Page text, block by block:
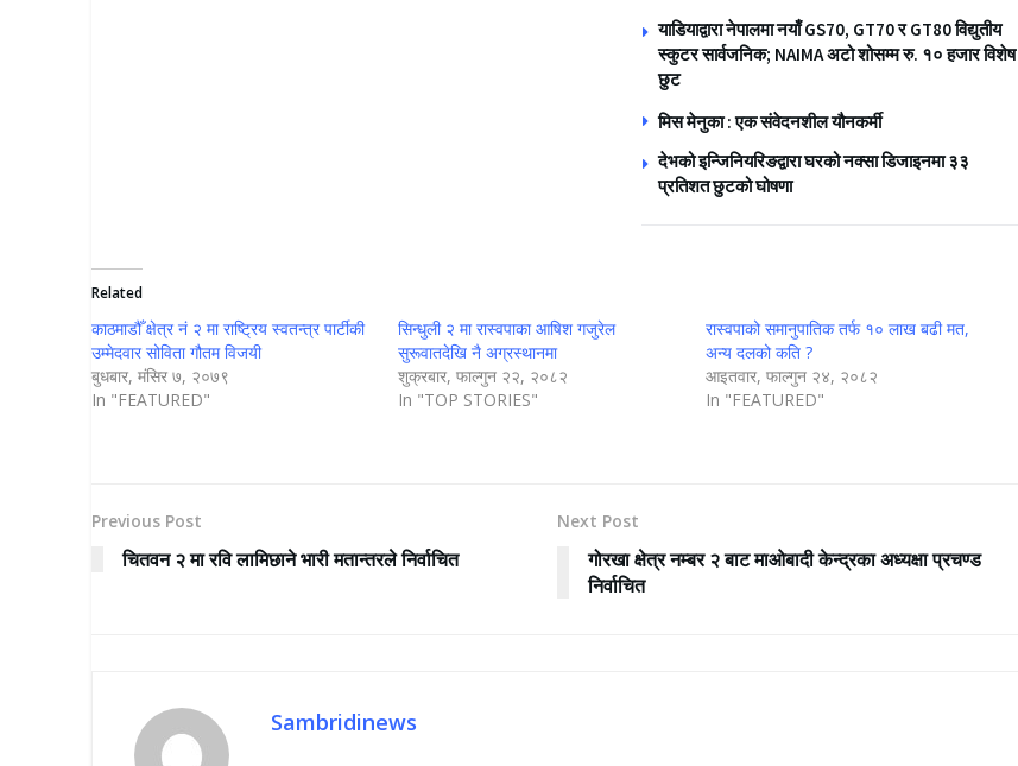
याडियाद्वारा नेपालमा नयाँ GS70, GT70 र GT80 विद्युतीय
स्कुटर सार्वजनिक; NAIMA अटो शोसम्म रु. १० हजार विशेष
छुट
मिस मेनुका : एक संवेदनशील यौनकर्मी
देभको इन्जिनियरिङद्वारा घरको नक्सा डिजाइनमा ३३
प्रतिशत छुटको घोषणा
Related
काठमाडौँ क्षेत्र नं २ मा राष्ट्रिय स्वतन्त्र पार्टीकी
उम्मेदवार सोविता गौतम विजयी
बुधबार, मंसिर ७, २०७९
In "FEATURED"
सिन्धुली २ मा रास्वपाका आषिश गजुरेल
सुरूवातदेखि नै अग्रस्थानमा
शुक्रबार, फाल्गुन २२, २०८२
In "TOP STORIES"
रास्वपाको समानुपातिक तर्फ १० लाख बढी मत,
अन्य दलको कति ?
आइतवार, फाल्गुन २४, २०८२
In "FEATURED"
Previous Post
चितवन २ मा रवि लामिछाने भारी मतान्तरले निर्वाचित
Next Post
गोरखा क्षेत्र नम्बर २ बाट माओबादी केन्द्रका अध्यक्षा प्रचण्ड
निर्वाचित
Sambridinews